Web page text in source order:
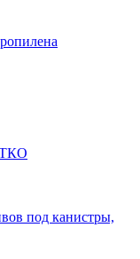
ТКО
под канистры,